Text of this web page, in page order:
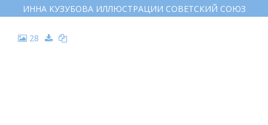
ИННА КУЗУБОВА ИЛЛЮСТРАЦИИ СОВЕТСКИЙ СОЮЗ
28